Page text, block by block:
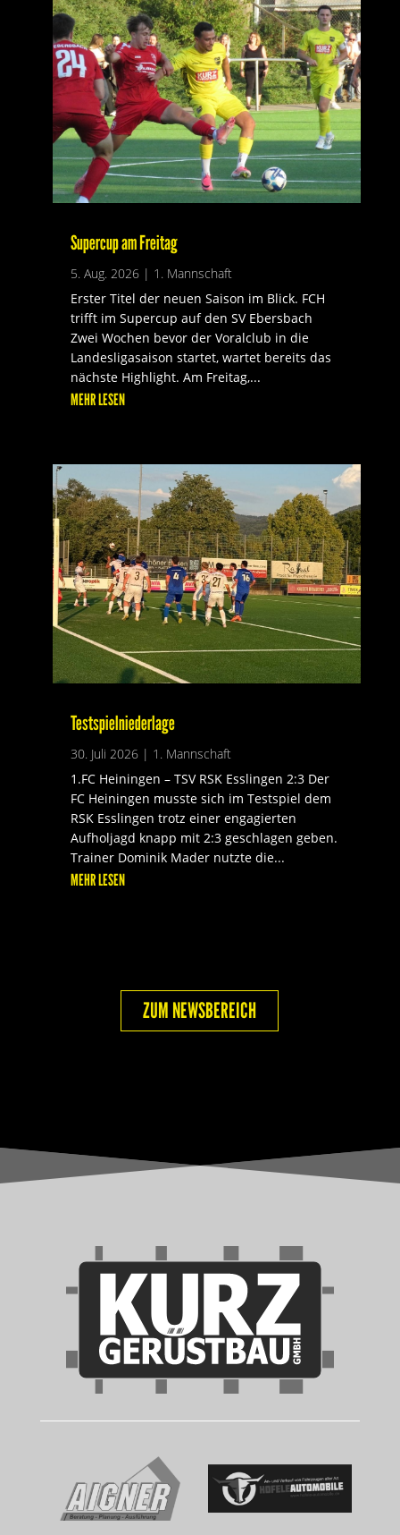
Supercup am Freitag
5. Aug. 2026| 1. Mannschaft
Erster Titel der neuen Saison im Blick. FCH
trifft im Supercup auf den SV Ebersbach
Zwei Wochen bevor der Voralclub in die
Landesligasaison startet, wartet bereits das
nächste Highlight. Am Freitag,...
MEHR LESEN
Testspielniederlage
30. Juli 2026| 1. Mannschaft
1.FC Heiningen – TSV RSK Esslingen 2:3 Der
FC Heiningen musste sich im Testspiel dem
RSK Esslingen trotz einer engagierten
Aufholjagd knapp mit 2:3 geschlagen geben.
Trainer Dominik Mader nutzte die...
MEHR LESEN
ZUM NEWSBEREICH